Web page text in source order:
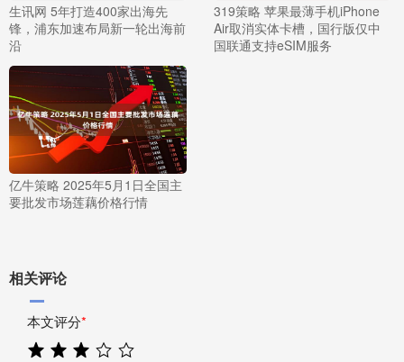
生讯网 5年打造400家出海先
锋，浦东加速布局新一轮出海前
沿
319策略 苹果最薄手机iPhone
Air取消实体卡槽，国行版仅中
国联通支持eSIM服务
亿牛策略 2025年5月1日全国主
要批发市场莲藕价格行情
相关评论
本文评分*